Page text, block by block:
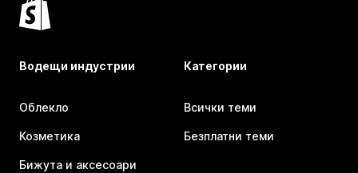
Водещи индустрии
Облекло
Козметика
Бижута и аксесоари
Категории
Всички теми
Безплатни теми